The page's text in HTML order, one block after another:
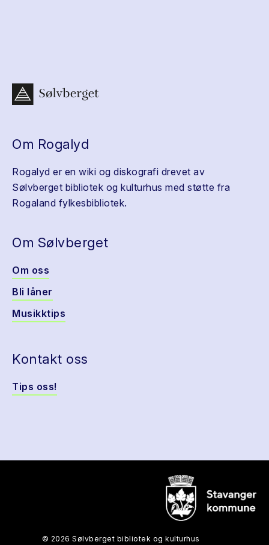
Om Rogalyd
Rogalyd er en wiki og diskografi drevet av
Sølvberget bibliotek og kulturhus med støtte fra
Rogaland fylkesbibliotek.
Om Sølvberget
Om oss
Bli låner
Musikktips
Kontakt oss
Tips oss!
© 2026 Sølvberget bibliotek og kulturhus